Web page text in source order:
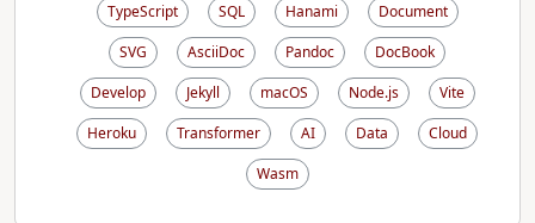
TypeScript
SQL Hanami
Document
SVG
AsciiDoc Pandoc
DocBook
Develop
Jekyll macOS Node.js
Vite
Heroku
Transformer AI Data
Cloud
Wasm